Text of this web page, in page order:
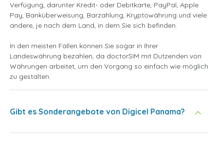
Verfügung, darunter Kredit- oder Debitkarte, PayPal, Apple
Pay, Banküberweisung, Barzahlung, Kryptowährung und viele
andere, je nach dem Land, in dem Sie sich befinden.
In den meisten Fällen können Sie sogar in Ihrer
Landeswährung bezahlen, da doctorSIM mit Dutzenden von
Währungen arbeitet, um den Vorgang so einfach wie möglich
zu gestalten.
Gibt es Sonderangebote von Digicel Panama?